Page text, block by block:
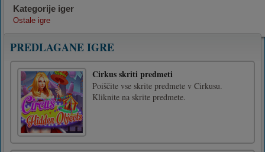
Kategorije iger
Ostale igre
PREDLAGANE IGRE
Cirkus skriti predmeti
Poiščite vse skrite predmete v Cirkusu.
Kliknite na skrite predmete.